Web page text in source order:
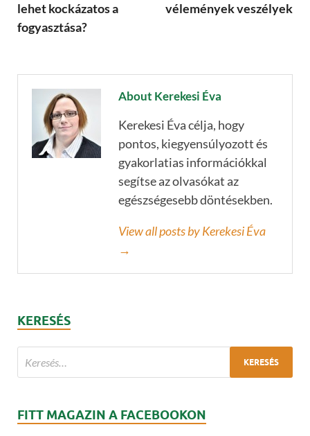
lehet kockázatos a
fogyasztása?
vélemények veszélyek
About Kerekesi Éva
Kerekesi Éva célja, hogy
pontos, kiegyensúlyozott és
gyakorlatias információkkal
segítse az olvasókat az
egészségesebb döntésekben.
View all posts by Kerekesi Éva
→
KERESÉS
FITT MAGAZIN A FACEBOOKON